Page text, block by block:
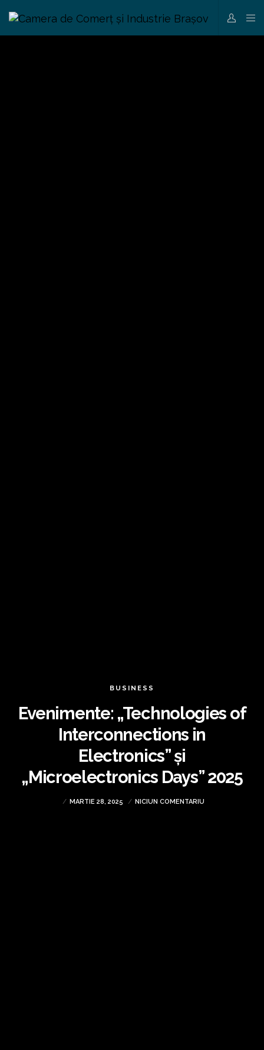
BUSINESS
Evenimente: „Technologies of
Interconnections in
Electronics” și
„Microelectronics Days” 2025
MARTIE 28, 2025 NICIUN COMENTARIU